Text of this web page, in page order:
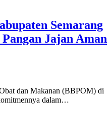
Semarang
Jajan Aman
dan Makanan (BBPOM) di
dalam…